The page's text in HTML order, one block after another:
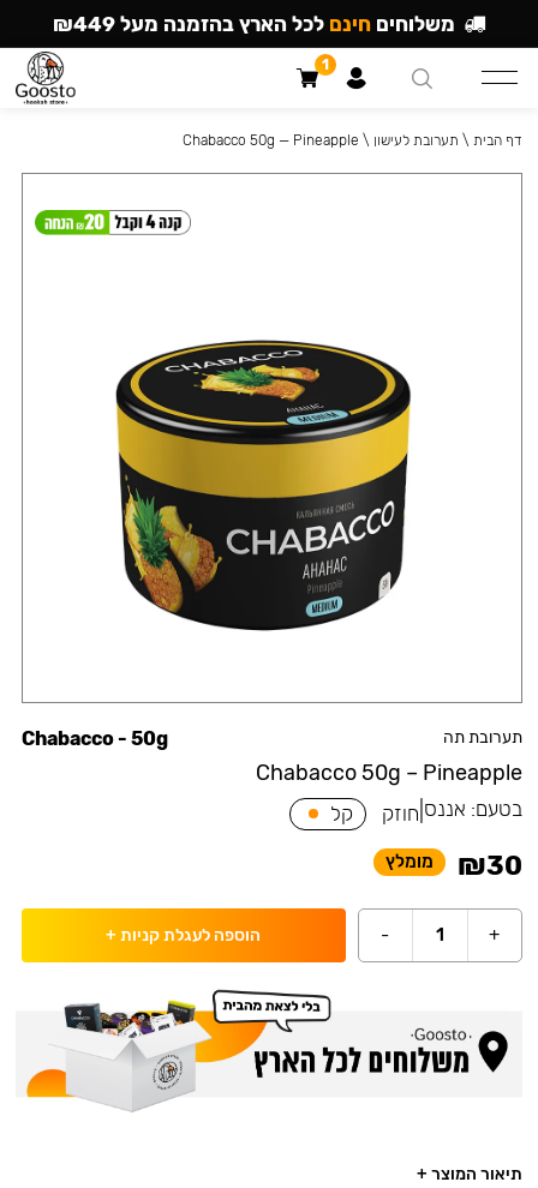
תערובת תה
Chabacco 50g – Pineapple
Chabacco - 50g
בטעם: אננס חוזק קל
₪30 מומלץ
+
1
- הוספה לעגלת קניות +
דף הבית \ תערובת לעישון \
Chabacco 50g — Pineapple
תיאור המוצר +
משלוחים חינם לכל הארץ בהזמנה מעל ₪449
1